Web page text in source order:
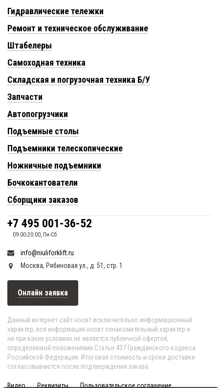
Гидравлические тележки
Ремонт и техническое обслуживание
Штабелеры
Самоходная техника
Складская и погрузочная техника Б/У
Запчасти
Автопогрузчики
Подъемные столы
Подъемники телескопические
Ножничные подъемники
Бочкокантователи
Сборщики заказов
+7 495 001-36-52
09:00-20:00, Пн-Сб
info@niuliforklift.ru
Москва, Рябиновая ул., д. 51, стр. 1
Онлайн заявка
Данный интернет-сайт носит исключительно информационный
характер, вся информация носит ознакомительный характер и
ни при каких условиях не является публичной офертой,
определяемой положениями Статьи 437 Гражданского кодекса
Российской Федерации. Итоговая стоимость и сроки доставки
согласовываются после подтверждения заказа.
Видео Реквизиты Пользовательское соглашение